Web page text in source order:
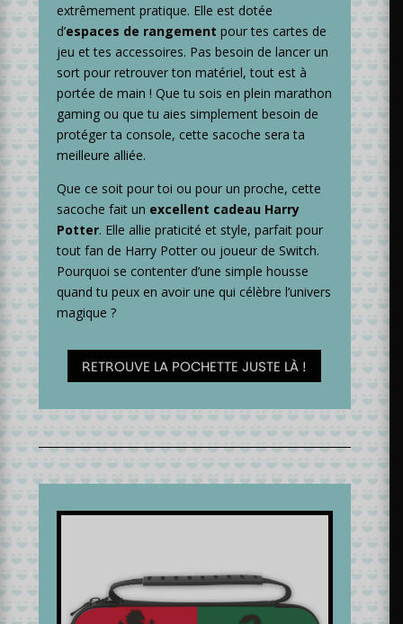
extrêmement pratique. Elle est dotée
d’espaces de rangement pour tes cartes de
jeu et tes accessoires. Pas besoin de lancer un
sort pour retrouver ton matériel, tout est à
portée de main ! Que tu sois en plein marathon
gaming ou que tu aies simplement besoin de
protéger ta console, cette sacoche sera ta
meilleure alliée.
Que ce soit pour toi ou pour un proche, cette
sacoche fait un excellent cadeau Harry
Potter. Elle allie praticité et style, parfait pour
tout fan de Harry Potter ou joueur de Switch.
Pourquoi se contenter d’une simple housse
quand tu peux en avoir une qui célèbre l’univers
magique ?
RETROUVE LA POCHETTE JUSTE LÀ !